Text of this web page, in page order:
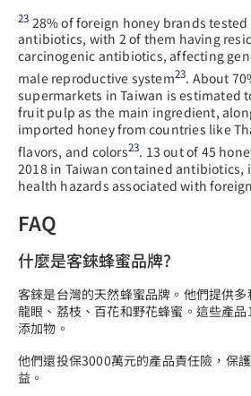
23 28% of foreign honey brands
antibiotics, with 2 of them having
carcinogenic antibiotics, affecting
male reproductive system23. About
supermarkets in Taiwan is estimated
fruit pulp as the main ingredient,
imported honey from countries like
flavors, and colors23. 13 out of 45
2018 in Taiwan contained
health hazards associated with
FAQ
什麼是客錸蜂蜜品牌?
客錸是台灣的天然蜂蜜品牌。他們提供
龍眼、荔枝、百花和野花蜂蜜。這些產
添加物。
他們還投保3000萬元的產品責任險，保
益。